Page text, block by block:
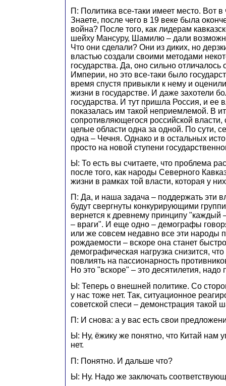
П: Политика все-таки имеет место. Вот в
Знаете, после чего в 19 веке была
война? После того, как лидерам
шейху Мансуру, Шамилю – дали
Что они сделали? Они из диких, но
властью создали своими методами
государства. Да, оно сильно отличалось
Империи, но это все-таки было
время спустя привыкли к нему и
жизни в государстве. И даже захотели
государства. И тут пришла Россия, и ее
показалась им такой неприемлемой. В
сопротивляющегося российской власти,
целые области одна за одной. По сути,
одна – Чечня. Однако и в остальных
просто на новой ступени
Ы: То есть вы считаете, что проблема
после того, как народы Северного
жизни в рамках той власти, которая у
П: Да, и наша задача – поддержать эти
будут свергнуты конкурирующими
вернется к древнему принципу "каждый
– враги". И еще одно – демографы
или же совсем недавно все эти народы
рождаемости – вскоре она станет
демографическая нагрузка снизится,
повлиять на пассионарность
Но это "вскоре" – это десятилетия, надо
Ы: Теперь о внешней политике. Со
у нас тоже нет. Так, ситуационное
советской спеси – демонстрация такой
П: И снова: а у вас есть свои
Ы: Ну, ёжику же понятно, что Китай нам
нет.
П: Понятно. И дальше что?
Ы: Ну. Надо же заключать